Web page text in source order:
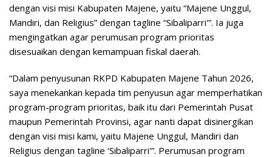
dengan visi misi Kabupaten Majene, yaitu “Majene Unggul,
Mandiri, dan Religius” dengan tagline “Sibaliparri'”. Ia juga
mengingatkan agar perumusan program prioritas
disesuaikan dengan kemampuan fiskal daerah.
“Dalam penyusunan RKPD Kabupaten Majene Tahun 2026,
saya menekankan kepada tim penyusun agar memperhatikan
program-program prioritas, baik itu dari Pemerintah Pusat
maupun Pemerintah Provinsi, agar nanti dapat disinergikan
dengan visi misi kami, yaitu Majene Unggul, Mandiri dan
Religius dengan tagline ‘Sibaliparri'”. Perumusan program